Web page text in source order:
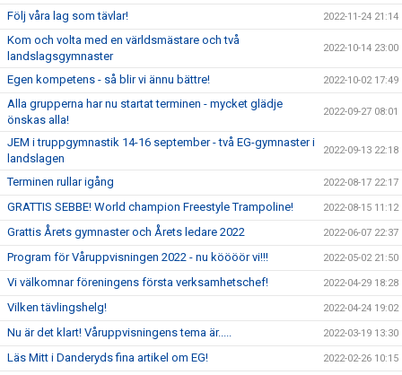
Följ våra lag som tävlar! 2022-11-24 21:14
Kom och volta med en världsmästare och två
landslagsgymnaster
2022-10-14 23:00
Egen kompetens - så blir vi ännu bättre! 2022-10-02 17:49
Alla grupperna har nu startat terminen - mycket glädje
önskas alla!
2022-09-27 08:01
JEM i truppgymnastik 14-16 september - två EG-gymnaster i
landslagen
2022-09-13 22:18
Terminen rullar igång 2022-08-17 22:17
GRATTIS SEBBE! World champion Freestyle Trampoline! 2022-08-15 11:12
Grattis Årets gymnaster och Årets ledare 2022 2022-06-07 22:37
Program för Våruppvisningen 2022 - nu köööör vi!!! 2022-05-02 21:50
Vi välkomnar föreningens första verksamhetschef! 2022-04-29 18:28
Vilken tävlingshelg! 2022-04-24 19:02
Nu är det klart! Våruppvisningens tema är..... 2022-03-19 13:30
Läs Mitt i Danderyds fina artikel om EG! 2022-02-26 10:15